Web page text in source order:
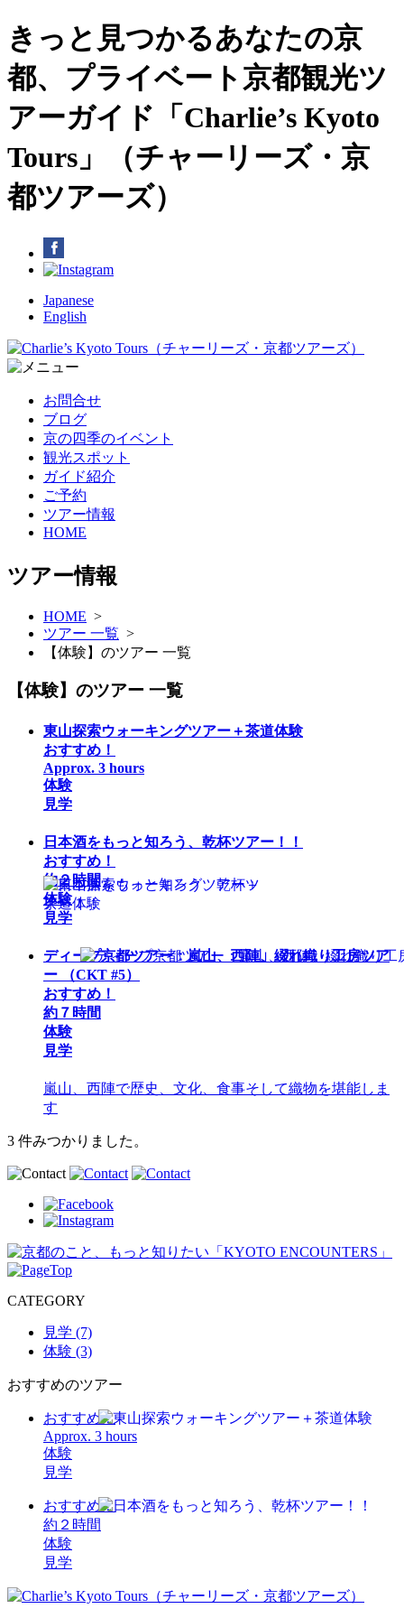
きっと見つかるあなたの京
都、プライベート京都観光ツ
アーガイド「Charlie’s Kyoto
Tours」（チャーリーズ・京
都ツアーズ）
Japanese
English
お問合せ
ブログ
京の四季のイベント
観光スポット
ガイド紹介
ご予約
ツアー情報
HOME
ツアー情報
HOME >
ツアー 一覧 >
【体験】のツアー 一覧
【体験】のツアー 一覧
東山探索ウォーキングツアー＋茶道体験
おすすめ！
Approx. 3 hours
体験
見学
日本酒をもっと知ろう、乾杯ツアー！！
おすすめ！
約２時間
体験
見学
ディープ京都ツアー：嵐山、西陣、綴れ織り工房ツア
ー
（CKT #5）
おすすめ！
約７時間
体験
見学
嵐山、西陣で歴史、文化、食事そして織物を堪能しま
す
3 件みつかりました。
CATEGORY
見学 (7)
体験 (3)
おすすめのツアー
おすすめ！
Approx. 3 hours
体験
見学
おすすめ！
約２時間
体験
見学